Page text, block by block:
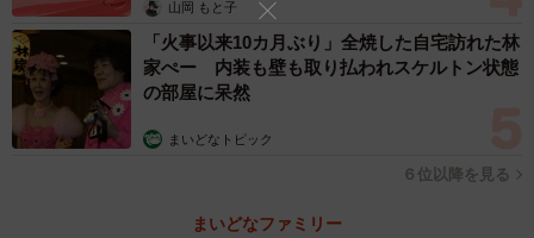
山岡 もと子
「火事以来10カ月ぶり」全焼した自宅訪れた林
家ぺー 内装も壁も取り払われスケルトン状態
の部屋に呆然
まいどなトピック
６位以降を見る
まいどなファミリー